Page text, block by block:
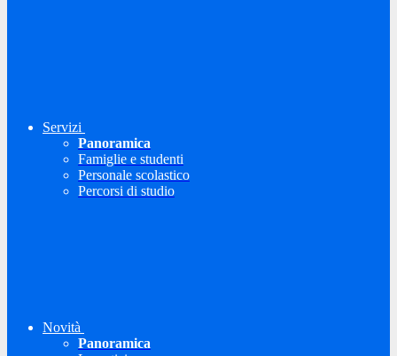
Servizi
Panoramica
Famiglie e studenti
Personale scolastico
Percorsi di studio
Novità
Panoramica